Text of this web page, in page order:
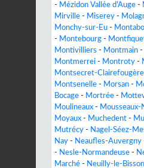
- Mézidon Vallée d'Auge -
Mirville - Miserey -
Monchy-sur-Eu -
- Montebourg -
Montivilliers - Montmain -
Montmerrei - Montroty -
Montsecret-Clairefougère
Montsenelle - Morsan -
Bocage - Mortrée -
Moulineaux - Mousseaux-
Moyaux - Muchedent -
Mutrécy - Nagel-Séez-
Nay - Neaufles-Auvergny
- Nesle-Normandeuse -
Marché - Neuilly-le-Bisson